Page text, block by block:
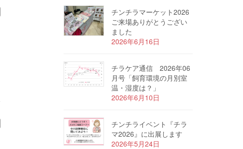
チンチラマーケット2026
ご来場ありがとうござい
ました
2026年6月16日
チラケア通信 2026年06
月号「飼育環境の月別室
温・湿度は？」
2026年6月10日
チンチライベント『チラ
マ2026』に出展します
2026年5月24日